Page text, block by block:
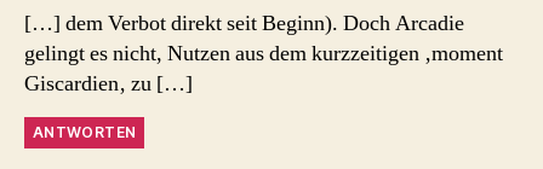
[…] dem Verbot direkt seit Beginn). Doch Arcadie
gelingt es nicht, Nutzen aus dem kurzzeitigen ‚moment
Giscardien‚ zu […]
ANTWORTEN